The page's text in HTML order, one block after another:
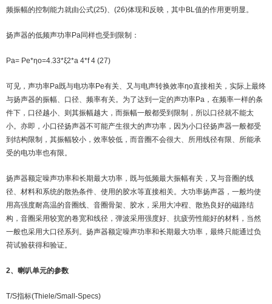
频振幅的控制能力就由公式(25)、(26)体现和反映，其中BL值的作用更明显。
扬声器的低频声功率Pa同样也受到限制：
Pa= Pe*ηo=4.33*ξ2*a 4*f 4 (27)
可见，声功率Pa既与电功率Pe有关、又与电声转换效率ηo直接相关，实际上最终
与扬声器的振幅、口径、频率有关。为了达到一定的声功率Pa，在频率一样的条
件下，口径越小、则其振幅越大，而振幅一般都受到限制，所以口径就不能太
小。亦即，小口径扬声器不可能产生很大的声功率，因为小口径扬声器一般都受
到结构限制，其振幅较小，效率较低，而音圈不会很大、所用线径有限、所能承
受的电功率也有限。
扬声器额定噪声功率和长期最大功率，既与低频最大振幅有关，又与音圈的线
径、材料和系统的散热条件、使用的胶水等直接相关。大功率扬声器，一般均使
用高强度耐高温的音圈线、音圈骨架、胶水，采用大冲程、散热良好的磁路结
构，音圈采用较宽的卷宽和线径，弹波采用强度好、抗疲劳性能好的材料，当然
一般也采用大口径系列。扬声器额定噪声功率和长期最大功率，最终只能通过负
荷试验获得和验证。
2、喇叭单元的参数
T/S指标(Thiele/Small-Specs)